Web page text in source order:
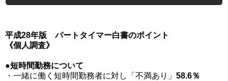
平成28年版 パートタイマー白書のポイント
《個人調査》
●短時間勤務について
・一緒に働く短時間勤務者に対し「不満あり」 58.6％